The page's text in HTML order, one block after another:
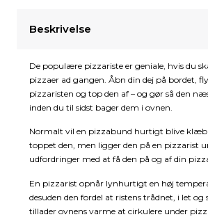
Beskrivelse
De populære pizzariste er geniale, hvis du
pizzaer ad gangen. Åbn din dej på bordet,
pizzaristen og top den af – og gør så den
inden du til sidst bager dem i ovnen.
Normalt vil en pizzabund hurtigt blive
toppet den, men ligger den på en pizzarist
udfordringer med at få den på og af din
En pizzarist opnår lynhurtigt en høj
desuden den fordel at ristens trådnet, i let
tillader ovnens varme at cirkulere under